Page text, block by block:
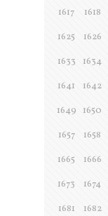
1617
1618
1625
1626
1633
1634
1641
1642
1649
1650
1657
1658
1665
1666
1673
1674
1681
1682